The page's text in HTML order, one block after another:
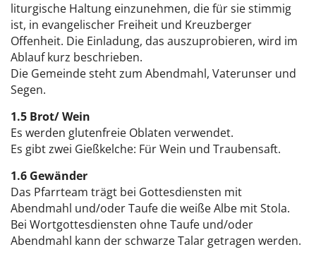
liturgische Haltung einzunehmen, die für sie stimmig
ist, in evangelischer Freiheit und Kreuzberger
Offenheit. Die Einladung, das auszuprobieren, wird im
Ablauf kurz beschrieben.
Die Gemeinde steht zum Abendmahl, Vaterunser und
Segen.
1.5 Brot/ Wein
Es werden glutenfreie Oblaten verwendet.
Es gibt zwei Gießkelche: Für Wein und Traubensaft.
1.6 Gewänder
Das Pfarrteam trägt bei Gottesdiensten mit
Abendmahl und/oder Taufe die weiße Albe mit Stola.
Bei Wortgottesdiensten ohne Taufe und/oder
Abendmahl kann der schwarze Talar getragen werden.